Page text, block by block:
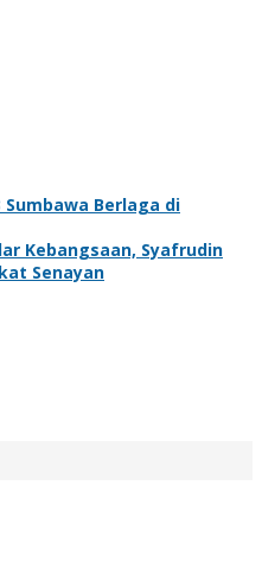
Sumbawa Berlaga di
Kebangsaan, Syafrudin
Senayan